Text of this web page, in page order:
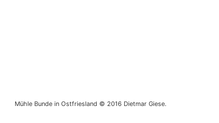
Mühle Bunde in Ostfriesland © 2016 Dietmar Giese.